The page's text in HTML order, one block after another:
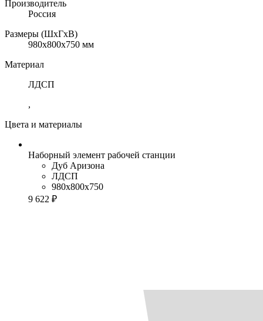
Производитель
Россия
Размеры (ШхГхВ)
980x800x750 мм
Материал
ЛДСП
,
Цвета и материалы
Наборный элемент рабочей станции
Дуб Аризона
ЛДСП
980x800x750
9 622 ₽